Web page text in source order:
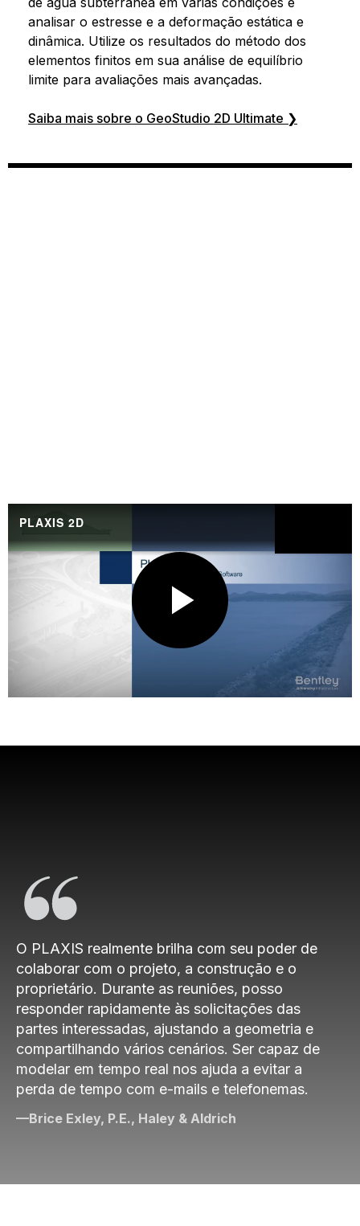
analisar o estresse e a deformação estática e
dinâmica. Utilize os resultados do método dos
elementos finitos em sua análise de equilíbrio
limite para avaliações mais avançadas.
Saiba mais sobre o GeoStudio 2D Ultimate ❯
PLAXIS 2D
P
L
Y
V
I
O PLAXIS realmente brilha com seu poder de
colaborar com o projeto, a construção e o
proprietário. Durante as reuniões, posso
responder rapidamente às solicitações das
partes interessadas, ajustando a geometria e
compartilhando vários cenários. Ser capaz de
modelar em tempo real nos ajuda a evitar a
perda de tempo com e-mails e telefonemas.
—Brice Exley, P.E., Haley & Aldrich